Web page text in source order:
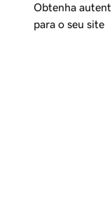
Obtenha
para o seu site